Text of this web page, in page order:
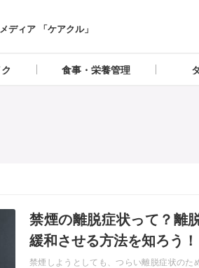
ディア 「ケアクル」
食事・栄養管理
禁煙の離脱症状って？離
緩和させる方法を知ろう！
禁煙しようとしても、つらい離脱症状のた